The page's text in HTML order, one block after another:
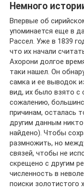
Немного
Впервые об
упоминается еще в
Рассел. Уже в 1839
что их начали
Ахорони долгое
таки нашел. Он
самка и ее выводок
вид, их было взято с
сожалению,
причинам, осталась
другим данным
найдено). Чтобы
размножить, но
связей, чтобы не
скрещено с другим
численность в
поиски золотистого